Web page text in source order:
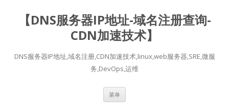
【DNS服务器IP地址-域名注册查询-
CDN加速技术】
DNS服务器IP地址,域名注册,CDN加速技术,linux,web服务器,SRE,微服
务,DevOps,运维
菜单